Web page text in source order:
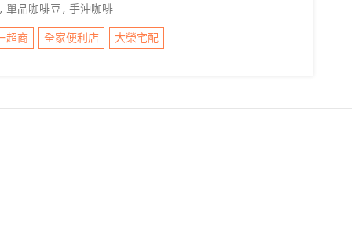
, 單品咖啡豆, 手沖咖啡
超商 全家便利店 大榮宅配